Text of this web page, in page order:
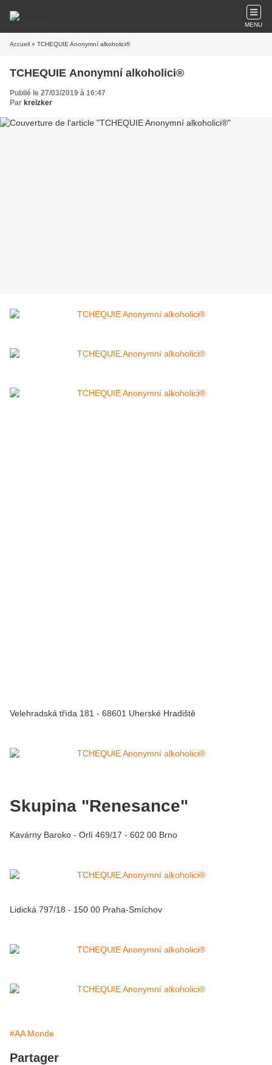
MENU
Accueil » TCHEQUIE Anonymní alkoholici®
TCHEQUIE Anonymní alkoholici®
Publié le 27/03/2019 à 16:47
Par kreizker
Velehradská třída 181 - 68601 Uherské Hradiště
Skupina "Renesance"
Kavárny Baroko - Orlí 469/17 - 602 00 Brno
Lidická 797/18 - 150 00 Praha-Smíchov
#AA Monde
Partager